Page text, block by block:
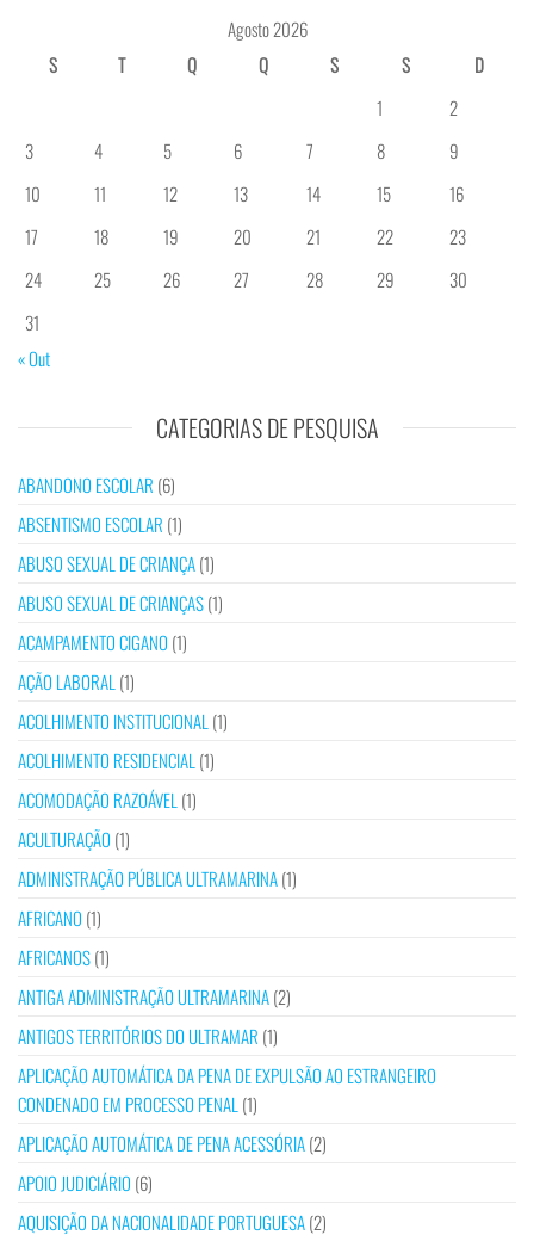
Agosto 2026
S
T Q Q S S
D
1
2
3
4 5 6 7 8
9
10
11 12 13 14 15
16
17
18 19 20 21 22
23
24
25 26 27 28 29
30
31
« Out
CATEGORIAS DE PESQUISA
ABANDONO ESCOLAR (6)
ABSENTISMO ESCOLAR (1)
ABUSO SEXUAL DE CRIANÇA(1)
ABUSO SEXUAL DE CRIANÇAS(1)
ACAMPAMENTO CIGANO (1)
AÇÃO LABORAL (1)
ACOLHIMENTO INSTITUCIONAL (1)
ACOLHIMENTO RESIDENCIAL (1)
ACOMODAÇÃO RAZOÁVEL (1)
ACULTURAÇÃO (1)
ADMINISTRAÇÃO PÚBLICA ULTRAMARINA(1)
AFRICANO (1)
AFRICANOS(1)
ANTIGA ADMINISTRAÇÃO ULTRAMARINA(2)
ANTIGOS TERRITÓRIOS DO ULTRAMAR (1)
APLICAÇÃO AUTOMÁTICA DA PENA DE EXPULSÃO AO ESTRANGEIRO
CONDENADO EM PROCESSO PENAL (1)
APLICAÇÃO AUTOMÁTICA DE PENA ACESSÓRIA(2)
APOIO JUDICIÁRIO (6)
AQUISIÇÃO DA NACIONALIDADE PORTUGUESA(2)